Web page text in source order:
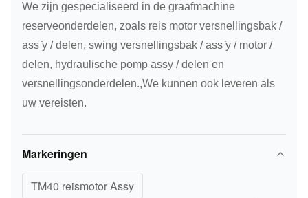
We zijn gespecialiseerd in de graafmachine
reserveonderdelen, zoals reis motor versnellingsbak /
ass ̇y / delen, swing versnellingsbak / ass ̇y / motor /
delen, hydraulische pomp assy / delen en
versnellingsonderdelen.,We kunnen ook leveren als
uw vereisten.
Markeringen
TM40 reismotor Assy